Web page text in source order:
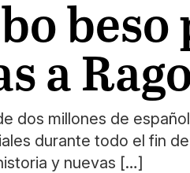
a
dos millones de
durante todo el fin
y nuevas […]